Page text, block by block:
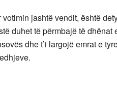
jashtë vendit, është
duhet të përmbajë të dhënat
dhe t’i largojë emrat e